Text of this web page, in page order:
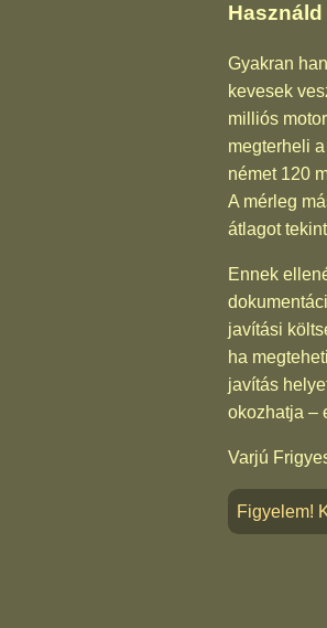
Gyakran
kevesek
milliós
megterheli
német 120
A mérleg
átlagot
Ennek
javítási
ha
javítás
okozhatja –
Varjú
Figyelem!